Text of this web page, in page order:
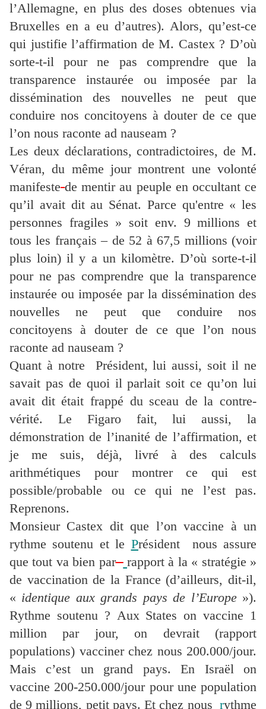
l’Allemagne, en plus des doses obtenues via
Bruxelles en a eu d’autres). Alors, qu’est-ce
qui justifie l’affirmation de M. Castex ? D’où
sorte-t-il pour ne pas comprendre que la
transparence instaurée ou imposée par la
dissémination des nouvelles ne peut que
conduire nos concitoyens à douter de ce que
l’on nous raconte ad nauseam ?
Les deux déclarations, contradictoires, de M.
Véran, du même jour montrent une volonté
manifeste de mentir au peuple en occultant ce
qu’il avait dit au Sénat. Parce qu'entre « les
personnes fragiles » soit env. 9 millions et
tous les français – de 52 à 67,5 millions (voir
plus loin) il y a un kilomètre. D’où sorte-t-il
pour ne pas comprendre que la transparence
instaurée ou imposée par la dissémination des
nouvelles ne peut que conduire nos
concitoyens à douter de ce que l’on nous
raconte ad nauseam ?
Quant à notre Président, lui aussi, soit il ne
savait pas de quoi il parlait soit ce qu’on lui
avait dit était frappé du sceau de la contre-
vérité. Le Figaro fait, lui aussi, la
démonstration de l’inanité de l’affirmation, et
je me suis, déjà, livré à des calculs
arithmétiques pour montrer ce qui est
possible/probable ou ce qui ne l’est pas.
Reprenons.
Monsieur Castex dit que l’on vaccine à un
rythme soutenu et le Président nous assure
que tout va bien par
rapport à la « stratégie »
de vaccination de la France (d’ailleurs, dit-il,
« identique aux grands pays de l’Europe »).
Rythme soutenu ? Aux States on vaccine 1
million par jour, on devrait (rapport
populations) vacciner chez nous 200.000/jour.
Mais c’est un grand pays. En Israël on
vaccine 200-250.000/jour pour une population
de 9 millions, petit pays. Et chez nous rythme